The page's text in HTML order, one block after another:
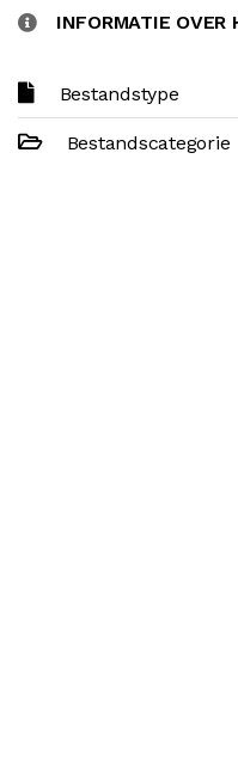
INFORMATIE
Bestandstype
Bestandscategorie